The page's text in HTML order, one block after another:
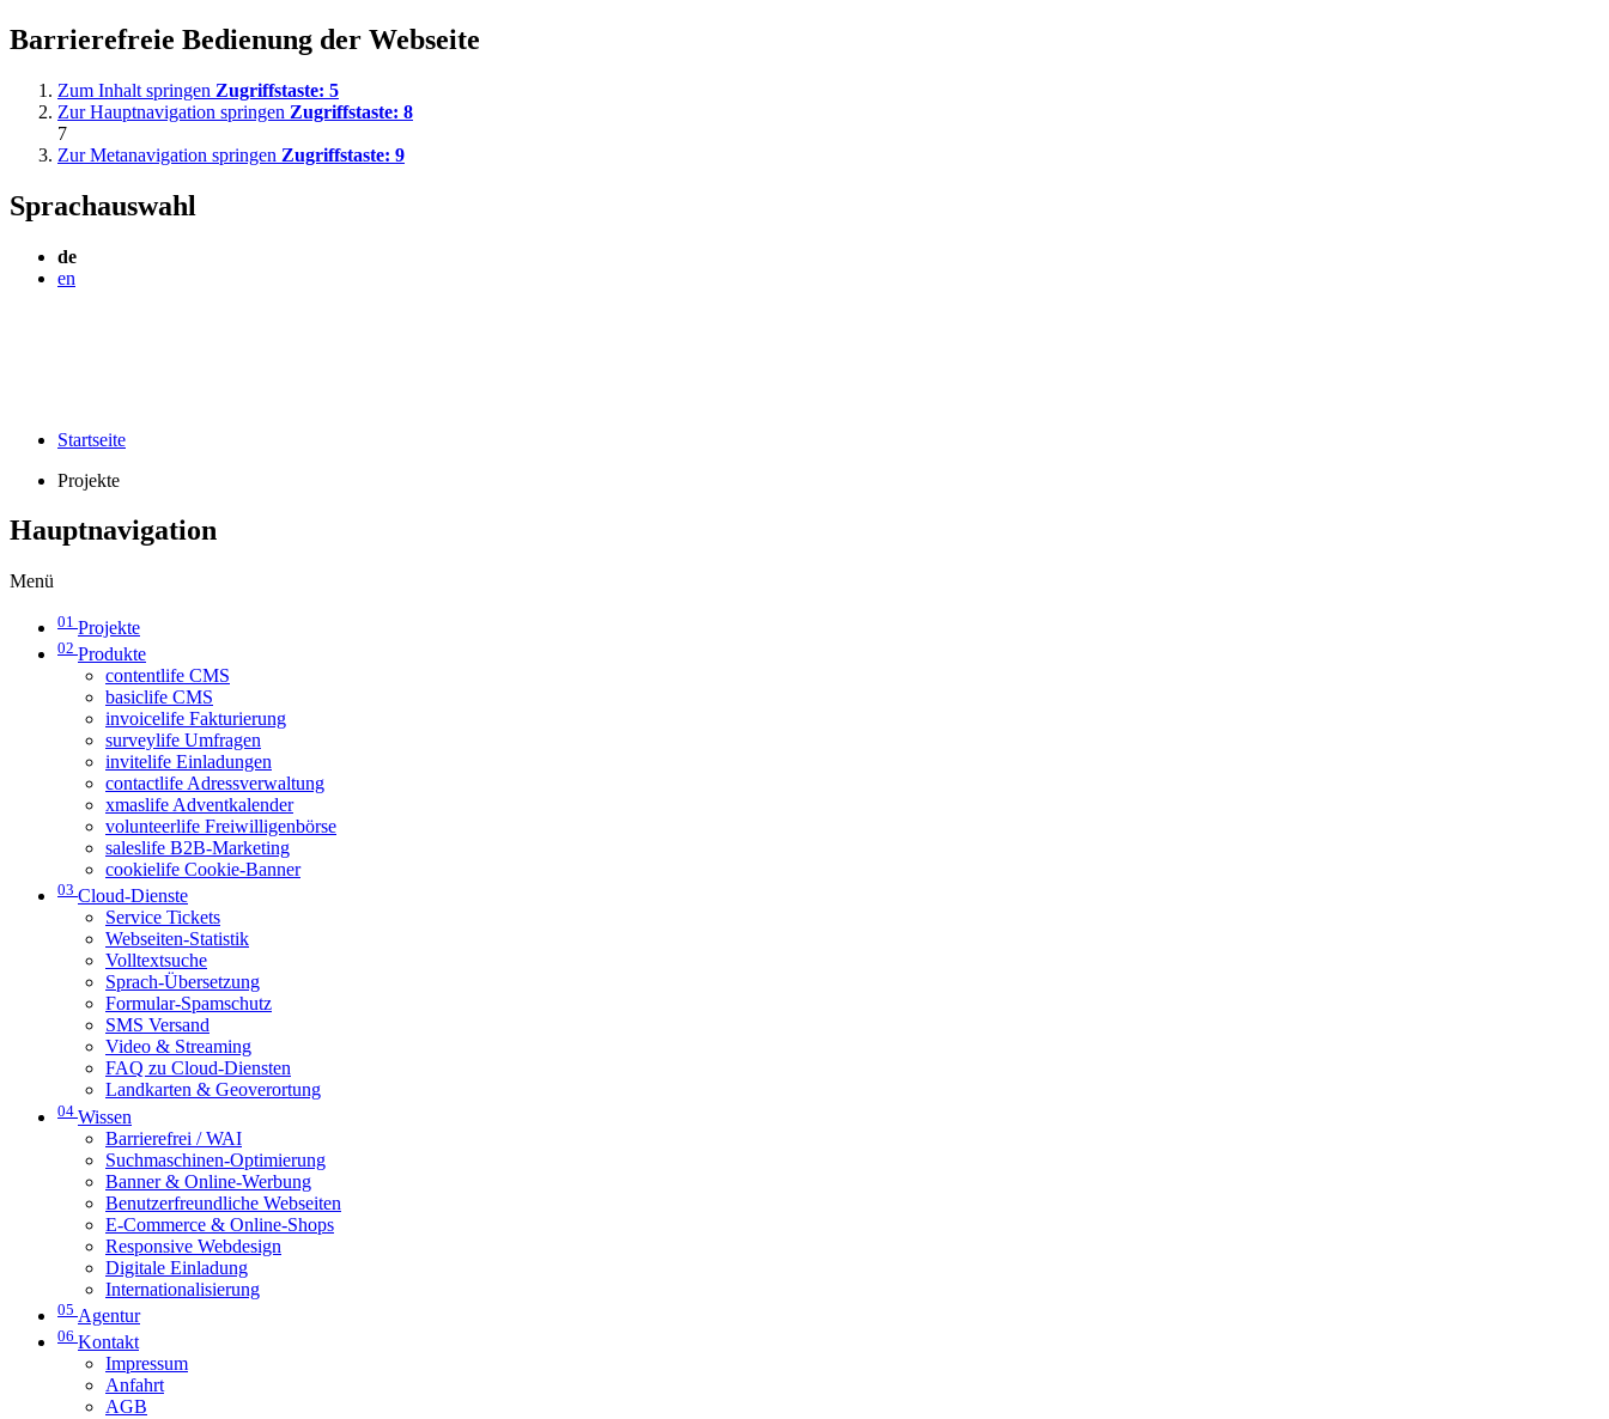
Barrierefreie Bedienung der Webseite
Zum Inhalt springen Zugriffstaste: 5
Zur Hauptnavigation springen Zugriffstaste: 8
7
Zur Metanavigation springen Zugriffstaste: 9
Sprachauswahl
de
en
Startseite
Projekte
Hauptnavigation
Menü
01 Projekte
02 Produkte
contentlife CMS
basiclife CMS
invoicelife Fakturierung
surveylife Umfragen
invitelife Einladungen
contactlife Adressverwaltung
xmaslife Adventkalender
volunteerlife Freiwilligenbörse
saleslife B2B-Marketing
cookielife Cookie-Banner
03 Cloud-Dienste
Service Tickets
Webseiten-Statistik
Volltextsuche
Sprach-Übersetzung
Formular-Spamschutz
SMS Versand
Video & Streaming
FAQ zu Cloud-Diensten
Landkarten & Geoverortung
04 Wissen
Barrierefrei / WAI
Suchmaschinen-Optimierung
Banner & Online-Werbung
Benutzerfreundliche Webseiten
E-Commerce & Online-Shops
Responsive Webdesign
Digitale Einladung
Internationalisierung
05 Agentur
06 Kontakt
Impressum
Anfahrt
AGB